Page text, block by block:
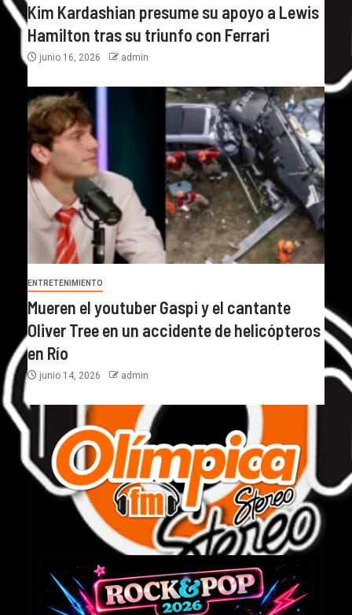
Kim Kardashian presume su apoyo a Lewis
Hamilton tras su triunfo con Ferrari
junio 16, 2026 admin
ENTRETENIMIENTO
Mueren el youtuber Gaspi y el cantante
Oliver Tree en un accidente de helicópteros
en Río
junio 14, 2026 admin